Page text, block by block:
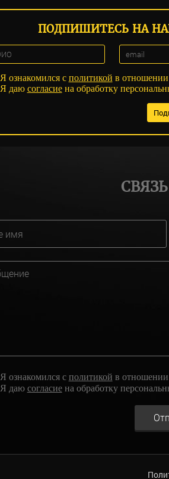
ПОДПИШИТЕСЬ НА
Я ознакомился с политикой в
Я даю согласиена обработку
Я ознакомился с политикой в
Я даю согласиена обработку